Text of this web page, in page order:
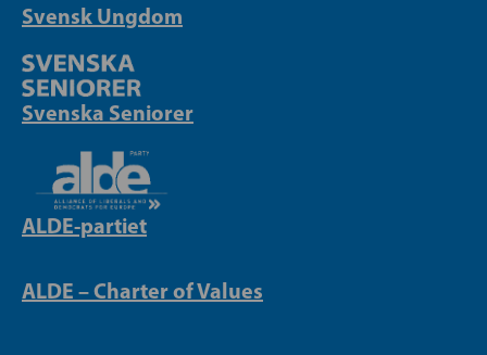
Svensk Ungdom
Svenska Seniorer
ALDE-partiet
ALDE – Charter of Values